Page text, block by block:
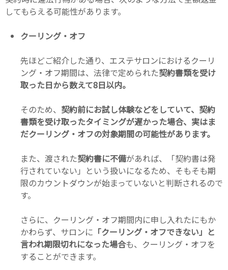
してもらえる可能性があります。
クーリング・オフ
先ほどご紹介した通り、エステサロンにおけるクーリ
ング・オフ期間は、法律で定められた契約書類を受け
取った日から数えて8日以内。
そのため、 契約前にお試し体験などをしていて、契約
書類を受け取ったタイミングが遅かった場合、実はま
だクーリング・オフの対象期間の可能性があります。
また、渡された契約書に不備があれば、「契約書は発
行されていない」という扱いになるため、そもそも期
限のカウントダウンが始まっていないと判断されるので
す。
さらに、クーリング・オフ期間内に申し入れたにもか
かわらず、サロンに 「クーリング・オフできない」と
言われ期限切れになった場合も、クーリング・オフを
することができます。